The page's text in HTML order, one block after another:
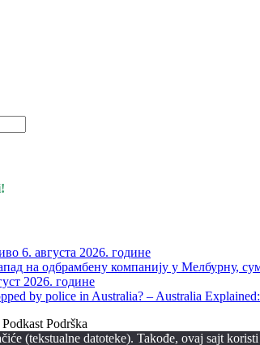
6. августа 2026. годинe
на одбрамбену компанију у Мелбурну,
2026. године
by police in Australia? – Australia
Podrška
(tekstualne datoteke). Takođe, ovaj sajt